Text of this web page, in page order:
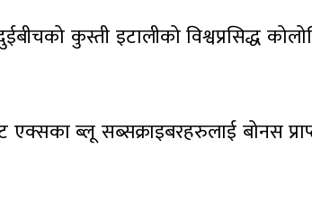
कुस्ती इटालीको विश्वप्रसिद्ध
ब्लू सब्सक्राइबरहरुलाई बोनस